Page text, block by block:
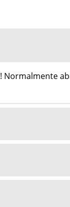
Normalmente